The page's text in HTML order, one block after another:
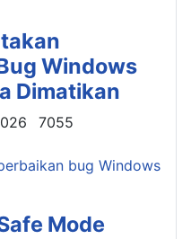
Windows
Dimatikan
7055
Mode